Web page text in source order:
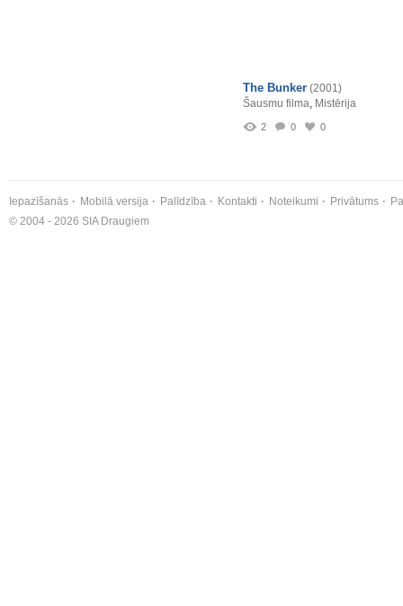
The Bunker (2001)
Šausmu filma, Mistērija
2 0 0
Iepazīšanās Mobilā versija Palīdzība Kontakti Noteikumi Privātums
© 2004 - 2026 SIA Draugiem